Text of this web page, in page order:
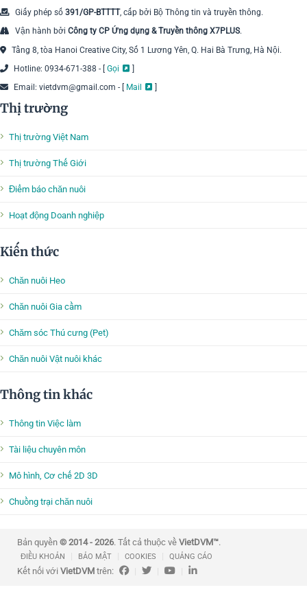
Giấy phép số 391/GP-BTTTT, cấp bởi Bộ Thông tin và truyền thông.
Vận hành bởi Công ty CP Ứng dụng & Truyền thông X7PLUS.
Tầng 8, tòa Hanoi Creative City, Số 1 Lương Yên, Q. Hai Bà Trưng, Hà Nội.
Hotline: 0934-671-388 - [ Gọi
]
Email: vietdvm@gmail.com - [
Mail
Thị trường
Thị trường Việt Nam
Thị trường Thế Giới
Điểm báo chăn nuôi
Hoạt động Doanh nghiệp
Kiến thức
Chăn nuôi Heo
Chăn nuôi Gia cầm
Chăm sóc Thú cưng (Pet)
Chăn nuôi Vật nuôi khác
Thông tin khác
Thông tin Việc làm
Tài liệu chuyên môn
Mô hình, Cơ chế 2D 3D
Chuồng trại chăn nuôi
Bản quyền © 2014 - 2026. Tất cả thuộc về VietDVM™.
ĐIỀU KHOẢN BẢO MẬT COOKIES QUẢNG CÁO
Kết nối với VietDVM trên: